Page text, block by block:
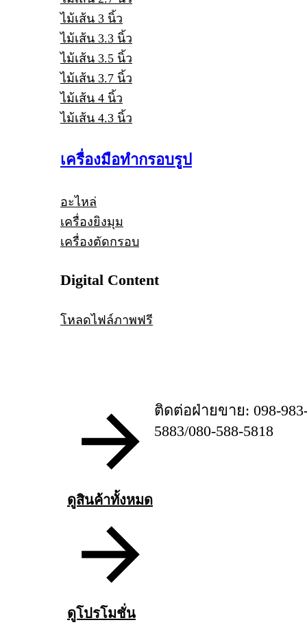
ไม้เส้น 3 นิ้ว
ไม้เส้น 3.3 นิ้ว
ไม้เส้น 3.5 นิ้ว
ไม้เส้น 3.7 นิ้ว
ไม้เส้น 4 นิ้ว
ไม้เส้น 4.3 นิ้ว
เครื่องมือทำกรอบรูป
อะไหล่
เครื่องยิงมุม
เครื่องตัดกรอบ
Digital Content
โหลดไฟล์ภาพฟรี
ดูสินค้าทั้งหมด
ดูโปรโมชั่น
ติดต่อฝ่ายขาย: 098-
5883/080-588-5818